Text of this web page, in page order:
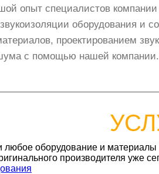
опыт специалистов
оборудования и
проектированием
с помощью нашей компании.
любое оборудование и материалы
производителя уже